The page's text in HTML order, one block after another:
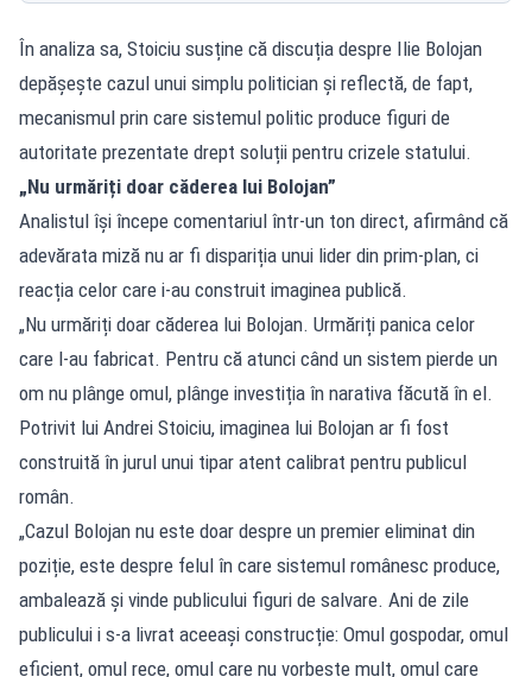
În analiza sa, Stoiciu susține că discuția despre Ilie Bolojan
depășește cazul unui simplu politician și reflectă, de fapt,
mecanismul prin care sistemul politic produce figuri de
autoritate prezentate drept soluții pentru crizele statului.
„Nu urmăriți doar căderea lui Bolojan”
Analistul își începe comentariul într-un ton direct, afirmând că
adevărata miză nu ar fi dispariția unui lider din prim-plan, ci
reacția celor care i-au construit imaginea publică.
„Nu urmăriți doar căderea lui Bolojan. Urmăriți panica celor
care l-au fabricat. Pentru că atunci când un sistem pierde un
om nu plânge omul, plânge investiția în narativa făcută în el.
Potrivit lui Andrei Stoiciu, imaginea lui Bolojan ar fi fost
construită în jurul unui tipar atent calibrat pentru publicul
român.
„Cazul Bolojan nu este doar despre un premier eliminat din
poziție, este despre felul în care sistemul românesc produce,
ambalează și vinde publicului figuri de salvare. Ani de zile
publicului i s-a livrat aceeași construcție: Omul gospodar, omul
eficient, omul rece, omul care nu vorbește mult, omul care